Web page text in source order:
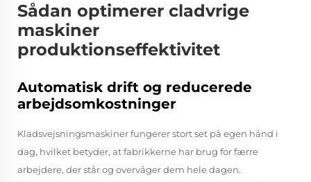
Sådan optimerer cladvrige
maskiner
produktionseffektivitet
Automatisk drift og reducerede
arbejdsomkostninger
Kladsvejsningsmaskiner fungerer stort set på egen hånd i
dag, hvilket betyder, at fabrikkerne har brug for færre
arbejdere, der står og overvåger dem hele dagen.